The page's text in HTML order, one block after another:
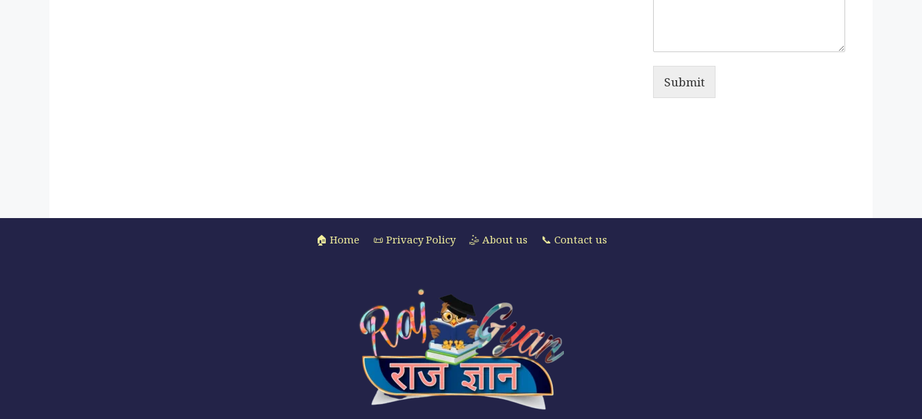
Submit
🏠 Home 📜 Privacy Policy 🤹 About us 📞 Contact us